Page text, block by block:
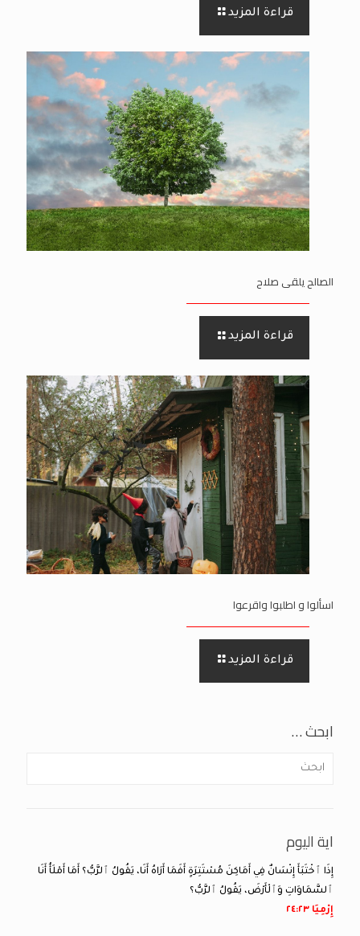
قراءة المزيد
الصالح يلقى صلاح
قراءة المزيد
اسألوا و اطلبوا واقرعوا
قراءة المزيد
ابحث …
اية اليوم
إِذَا ٱخْتَبَأَ إِنْسَانٌ فِي أَمَاكِنَ مُسْتَتِرَةٍ أَفَمَا أَرَاهُ أَنَا، يَقُولُ ٱلرَّبُّ؟ أَمَا أَمْلَأُ أَنَا
ٱلسَّمَاوَاتِ وَٱلْأَرْضَ، يَقُولُ ٱلرَّبُّ؟
إِرْمِيَا ٢٣:‏٢٤